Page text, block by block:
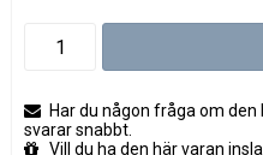
Har du någon fråga om
svarar snabbt.
Vill du ha den här varan